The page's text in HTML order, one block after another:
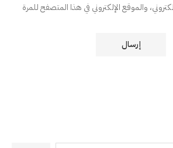
والموقع الإلكتروني في هذا المتصفح للمرة